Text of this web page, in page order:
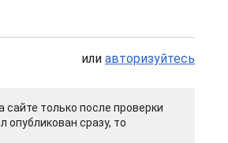
или авторизуйтесь
только после проверки
сразу, то